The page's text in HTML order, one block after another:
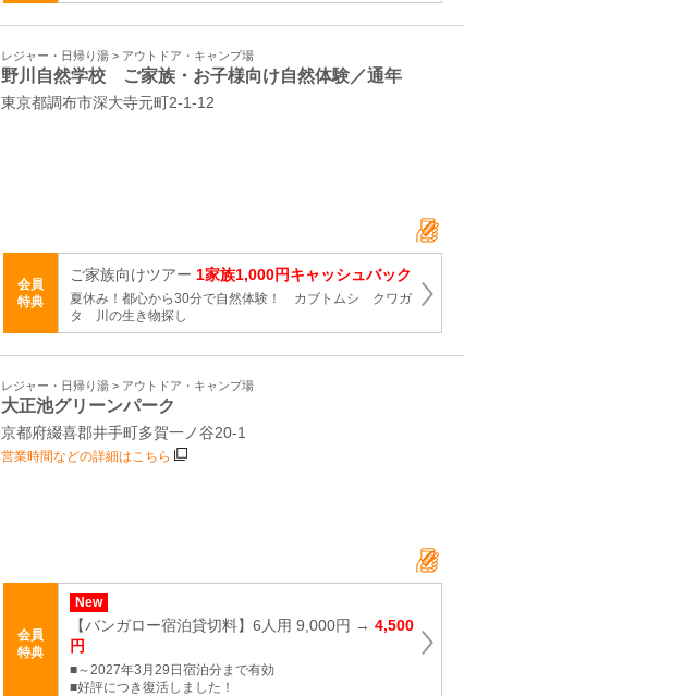
レジャー・日帰り湯 > アウトドア・キャンプ場
野川自然学校 ご家族・お子様向け自然体験／通年
東京都調布市深大寺元町2-1-12
会員
特典
ご家族向けツアー 1家族1,000円キャッシュバック
夏休み！都心から30分で自然体験！ カブトムシ クワガ
タ 川の生き物探し
レジャー・日帰り湯 > アウトドア・キャンプ場
大正池グリーンパーク
京都府綴喜郡井手町多賀一ノ谷20-1
営業時間などの詳細はこちら
会員
特典
New
【バンガロー宿泊貸切料】6人用 9,000円 → 4,500
円
■～2027年3月29日宿泊分まで有効
■好評につき復活しました！